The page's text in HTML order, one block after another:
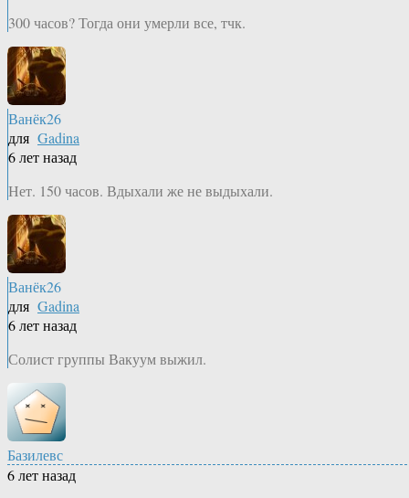
300 часов? Тогда они умерли все, тчк.
Ванёк26
для Gadina
6 лет назад
Нет. 150 часов. Вдыхали же не выдыхали.
Ванёк26
для Gadina
6 лет назад
Солист группы Вакуум выжил.
Базилевс
6 лет назад